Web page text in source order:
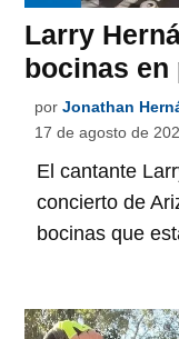
Larry
bocinas
por Jonathan
17 de agosto de
El cantante
concierto de
bocinas que